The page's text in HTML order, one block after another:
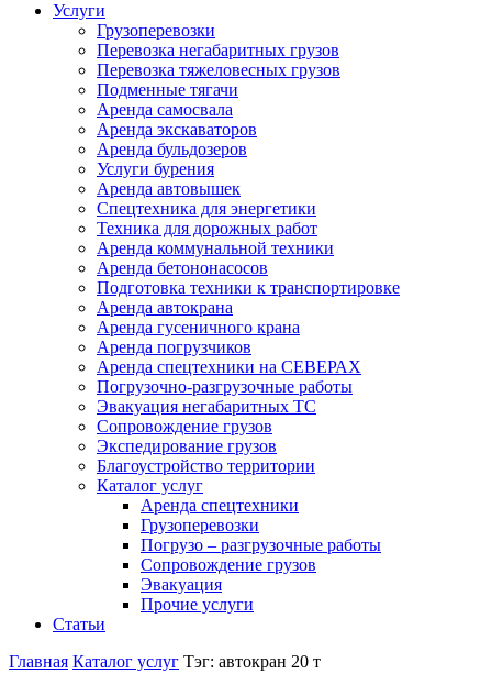
Услуги
Грузоперевозки
Перевозка негабаритных грузов
Перевозка тяжеловесных грузов
Подменные тягачи
Аренда самосвала
Аренда экскаваторов
Аренда бульдозеров
Услуги бурения
Аренда автовышек
Спецтехника для энергетики
Техника для дорожных работ
Аренда коммунальной техники
Аренда бетононасосов
Подготовка техники к транспортировке
Аренда автокрана
Аренда гусеничного крана
Аренда погрузчиков
Аренда спецтехники на СЕВЕРАХ
Погрузочно-разгрузочные работы
Эвакуация негабаритных ТС
Сопровождение грузов
Экспедирование грузов
Благоустройство территории
Каталог услуг
Аренда спецтехники
Грузоперевозки
Погрузо – разгрузочные работы
Сопровождение грузов
Эвакуация
Прочие услуги
Статьи
Главная Каталог услуг Тэг: автокран 20 т